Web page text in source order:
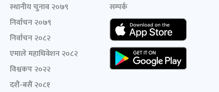
स्थानीय चुनाव २०७९
निर्वाचन २०७९
निर्वाचन २०८२
एमाले महाधिवेशन २०८२
विश्वकप २०२२
दशैं-बसैं २०८१
सम्पर्क